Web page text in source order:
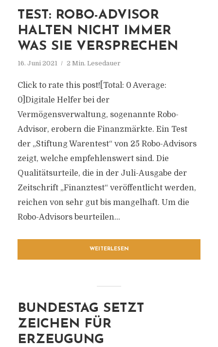
TEST: ROBO-ADVISOR
HALTEN NICHT IMMER
WAS SIE VERSPRECHEN
16. Juni 2021 2 Min. Lesedauer
Click to rate this post![Total: 0 Average:
0]Digitale Helfer bei der
Vermögensverwaltung, sogenannte Robo-
Advisor, erobern die Finanzmärkte. Ein Test
der „Stiftung Warentest“ von 25 Robo-Advisors
zeigt, welche empfehlenswert sind. Die
Qualitätsurteile, die in der Juli-Ausgabe der
Zeitschrift „Finanztest“ veröffentlicht werden,
reichen von sehr gut bis mangelhaft. Um die
Robo-Advisors beurteilen...
WEITERLESEN
BUNDESTAG SETZT
ZEICHEN FÜR
ERZEUGUNG